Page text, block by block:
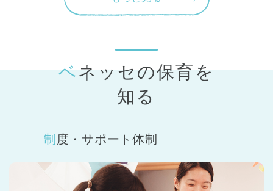
ベネッセの保育を
知る
制度・サポート体制